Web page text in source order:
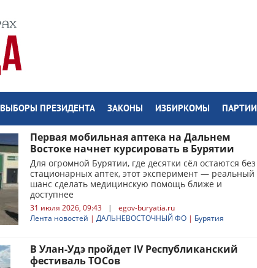
ВЫБОРЫ ПРЕЗИДЕНТА ЗАКОНЫ ИЗБИРКОМЫ ПАРТИИ
Первая мобильная аптека на Дальнем
Востоке начнет курсировать в Бурятии
Для огромной Бурятии, где десятки сёл остаются без
стационарных аптек, этот эксперимент — реальный
шанс сделать медицинскую помощь ближе и
доступнее
31 июля 2026, 09:43 |
egov-buryatia.ru
Лента новостей | ДАЛЬНЕВОСТОЧНЫЙ ФО | Бурятия
В Улан-Удэ пройдет IV Республиканский
фестиваль ТОСов